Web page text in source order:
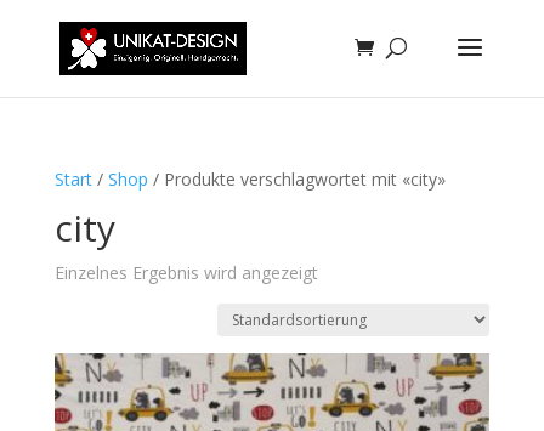
Start/ Shop / Produkte verschlagwortet mit «city»
city
Einzelnes Ergebnis wird angezeigt